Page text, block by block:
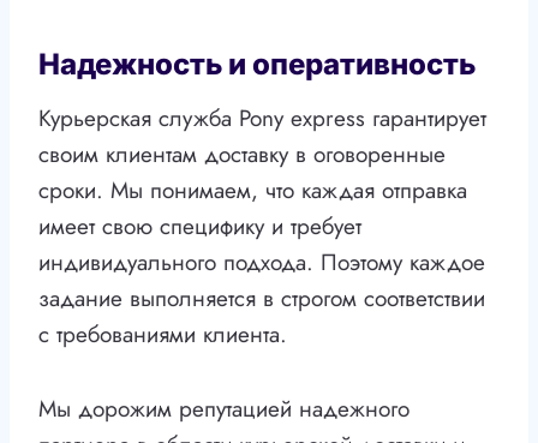
Надежность и оперативность
Курьерская служба Pony express гарантирует
своим клиентам доставку в оговоренные
сроки. Мы понимаем, что каждая отправка
имеет свою специфику и требует
индивидуального подхода. Поэтому каждое
задание выполняется в строгом соответствии
с требованиями клиента.
Мы дорожим репутацией надежного